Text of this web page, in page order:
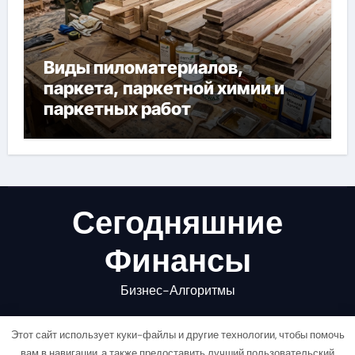
Виды пиломатериалов,
паркета, паркетной химии и
паркетных работ
Сегодняшние
Финансы
Бизнес-Алгоритмы
Этот сайт использует куки-файлы и другие технологии, чтобы помочь